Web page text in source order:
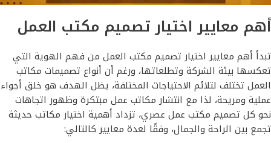
أهم معايير اختيار تصميم مكتب العمل
تبدأ أهم معايير اختيار تصميم مكتب العمل من فهم الهوية التي
تعكسها بيئة الشركة وتطلعاتها، ورغم أن أنواع تصميمات مكاتب
العمل تختلف لتلائم الاحتياجات المختلفة، يظل الهدف هو خلق أجواء
عملية ومريحة، لذا مع انتشار مكاتب عمل مبتكرة وظهور اتجاهات
نحو كل تصميم مكتب عمل عصري، تزداد أهمية اختيار مكاتب حديثة
تجمع بين الراحة والجمال، وفقًا لعدة معايير كالتالي: